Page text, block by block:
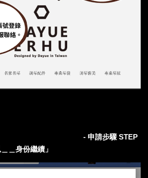
- 申請步驟 STEP
＿身份繼續」